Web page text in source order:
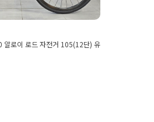
알로이 로드 자전거 105(12단) 유